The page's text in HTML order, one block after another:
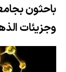
باحثون
وجزيئات